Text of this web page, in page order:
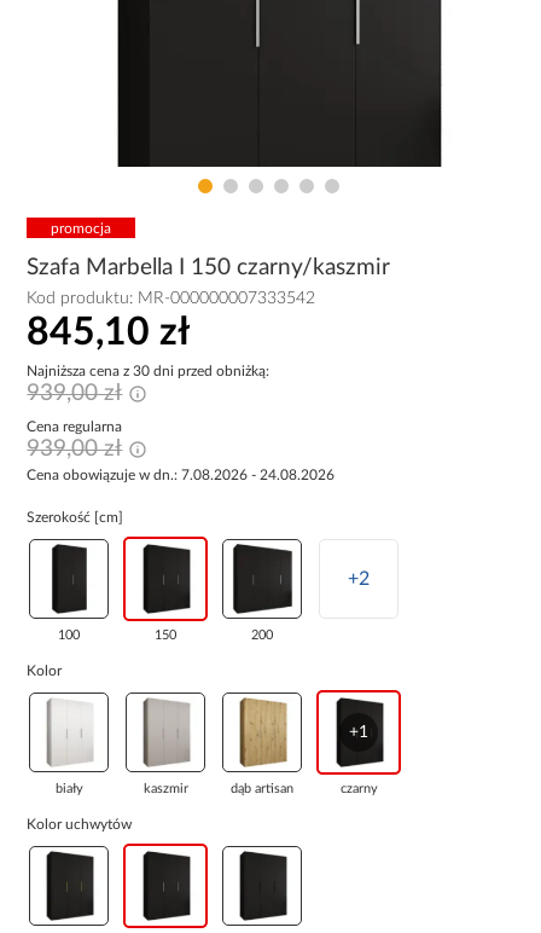
promocja
Szafa Marbella I 150 czarny/kaszmir
Kod produktu: MR-000000007333542
845,10 zł
Najniższa cena z 30 dni przed obniżką:
939,00 zł
Cena regularna
939,00 zł
Cena obowiązuje w dn.: 7.08.2026 - 24.08.2026
Szerokość [cm]
100 150 200
+2
Kolor
biały kaszmir dąb artisan
+1
czarny
Kolor uchwytów